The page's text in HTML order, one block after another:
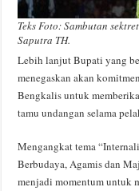
Teks Foto: Sambutan
Saputra TH.
Lebih lanjut Bupati yang
menegaskan akan
Bengkalis untuk
tamu undangan selama
Mengangkat tema
Berbudaya, Agamis dan
menjadi momentum untuk